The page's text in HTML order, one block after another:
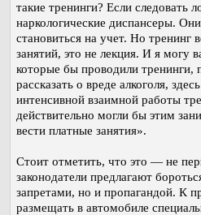
такие тренинги? Если следовать
наркологические диспансеры.
становиться на учет. Но
занятий, это не лекция. И я могу
которые бы проводили тренинги,
рассказать о вреде алкоголя,
интенсивной взаимной работы
действительно могли бы этим
вести платные занятия».
Стоит отметить, что это — не
законодатели предлагают
запретами, но и пропагандой. К
размещать в автомобиле